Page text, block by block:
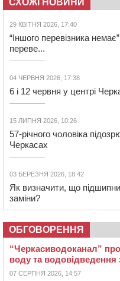
СХОЖІ НОВИНИ
29 КВІТНЯ 2026, 17:40
“Іншого перевізника
переве...
04 ЧЕРВНЯ 2026, 17:38
6 і 12 червня у центрі
15 ЛИПНЯ 2026, 10:26
57-річного чоловіка
Черкасах
03 БЕРЕЗНЯ 2026, 18:42
Як визначити, що
заміни?
ОБГОВОРЕННЯ
“Черкасиводоканал”
воду та водовідведення
07 СЕРПНЯ 2026, 14:57